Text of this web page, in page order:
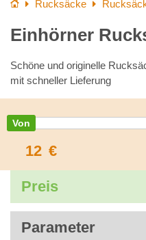
StartseiteRucksäcke
Einhörner
Schöne und originelle
mit schneller Lieferung
12 €
Preis
Parameter